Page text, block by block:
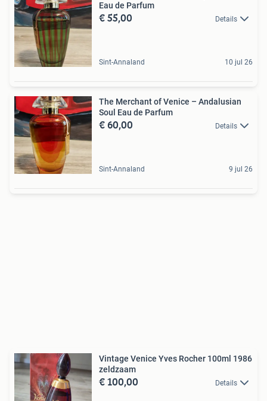
Eau de Parfum
€ 55,00 Details
Sint-Annaland 10 jul 26
The Merchant of Venice – Andalusian
Soul Eau de Parfum
€ 60,00 Details
Sint-Annaland 9 jul 26
Vintage Venice Yves Rocher 100ml 1986
zeldzaam
€ 100,00 Details